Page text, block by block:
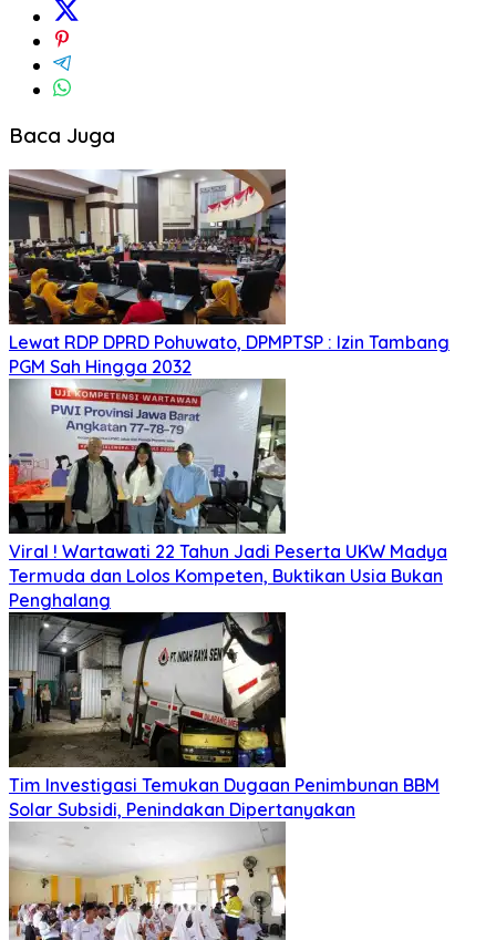
Baca Juga
Lewat RDP DPRD Pohuwato, DPMPTSP : Izin Tambang
PGM Sah Hingga 2032
Viral ! Wartawati 22 Tahun Jadi Peserta UKW Madya
Termuda dan Lolos Kompeten, Buktikan Usia Bukan
Penghalang
Tim Investigasi Temukan Dugaan Penimbunan BBM
Solar Subsidi, Penindakan Dipertanyakan